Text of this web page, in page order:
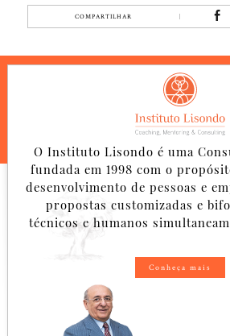
COMPARTILHAR
O Instituto Lisondo é uma
fundada em 1998 com o
desenvolvimento de pessoas e
propostas customizadas e
técnicos e humanos
Conheça mais